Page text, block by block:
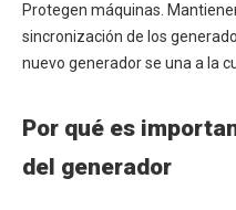
Protegen máquinas.
sincronización de los
nuevo generador se una a la
Por qué es
del generador